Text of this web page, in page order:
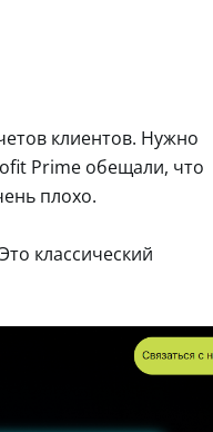
клиентов. Нужно
Prime обещали, что
плохо.
классический